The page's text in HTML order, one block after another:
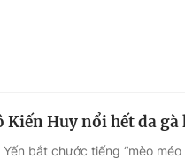
Kiến Huy nổi hết da
bắt chước tiếng “mèo